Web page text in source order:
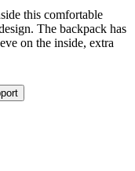
this comfortable
The backpack has
on the inside, extra